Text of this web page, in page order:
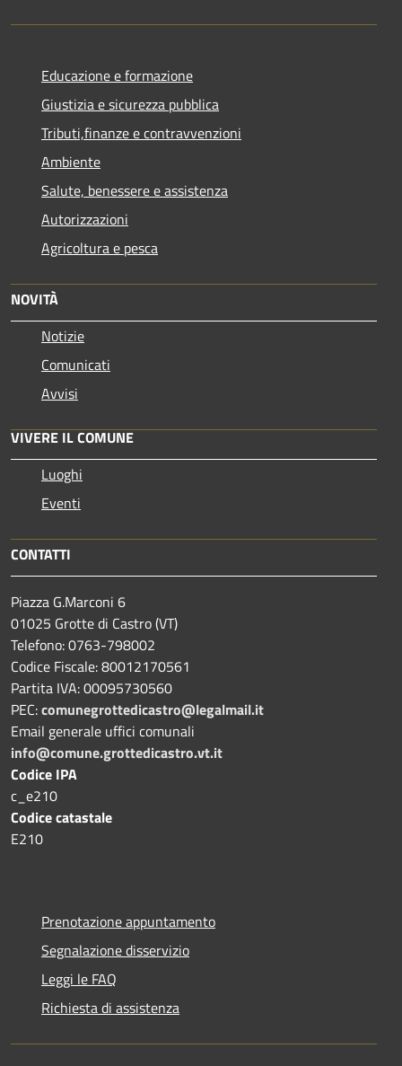
Educazione e formazione
Giustizia e sicurezza pubblica
Tributi,finanze e contravvenzioni
Ambiente
Salute, benessere e assistenza
Autorizzazioni
Agricoltura e pesca
NOVITÀ
Notizie
Comunicati
Avvisi
VIVERE IL COMUNE
Luoghi
Eventi
CONTATTI
Piazza G.Marconi 6
01025 Grotte di Castro (VT)
Telefono: 0763-798002
Codice Fiscale: 80012170561
Partita IVA: 00095730560
PEC:comunegrottedicastro@legalmail.it
Email generale uffici comunali
info@comune.grottedicastro.vt.it
Codice IPA
c_e210
Codice catastale
E210
Prenotazione appuntamento
Segnalazione disservizio
Leggi le FAQ
Richiesta di assistenza